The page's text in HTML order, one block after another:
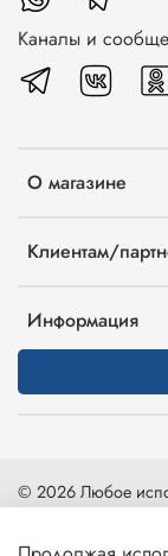
О магазине
Клиентам/
Информация
Каналы и
© 2026 Любое